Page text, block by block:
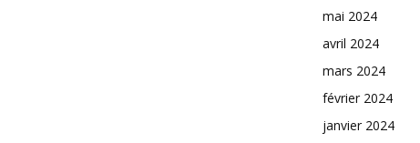
mai 2024
avril 2024
mars 2024
février 2024
janvier 2024